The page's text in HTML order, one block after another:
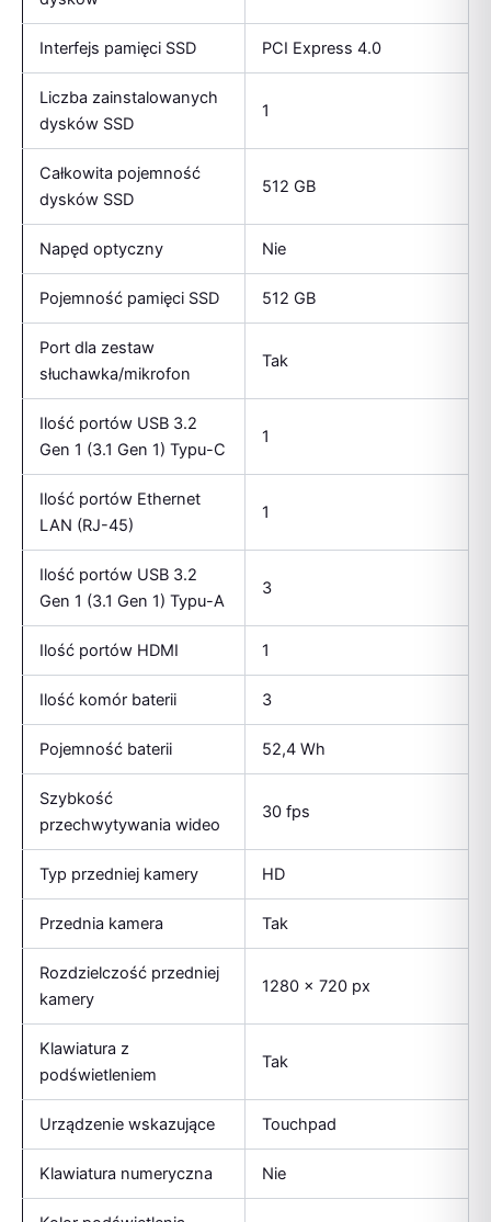
Interfejs pamięci SSD PCI Express 4.0
Liczba zainstalowanych
dysków SSD
1
Całkowita pojemność
dysków SSD
512 GB
Napęd optyczny Nie
Pojemność pamięci SSD 512 GB
Port dla zestaw
słuchawka/mikrofon
Tak
Ilość portów USB 3.2
Gen 1 (3.1 Gen 1) Typu-C
1
Ilość portów Ethernet
LAN (RJ-45)
1
Ilość portów USB 3.2
Gen 1 (3.1 Gen 1) Typu-A
3
Ilość portów HDMI 1
Ilość komór baterii 3
Pojemność baterii 52,4 Wh
Szybkość
przechwytywania wideo
30 fps
Typ przedniej kamery HD
Przednia kamera Tak
Rozdzielczość przedniej
kamery
1280 x 720 px
Klawiatura z
podświetleniem
Tak
Urządzenie wskazujące Touchpad
Klawiatura numeryczna Nie